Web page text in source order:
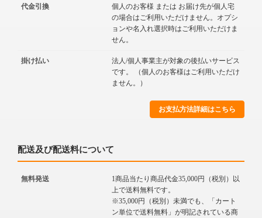
代金引換
個人のお客様 または お届け先が個人宅
の場合はご利用いただけません。オプシ
ョンや名入れ選択時はご利用いただけま
せん。
掛け払い
法人/個人事業主が対象の後払いサービス
です。 （個人のお客様はご利用いただけ
ません。）
お支払方法詳細はこちら
配送及び配送料について
無料発送
1商品当たり商品代金35,000円（税別）以
上で送料無料です。
※35,000円（税別）未満でも、「カート
ン単位で送料無料」が明記されている商